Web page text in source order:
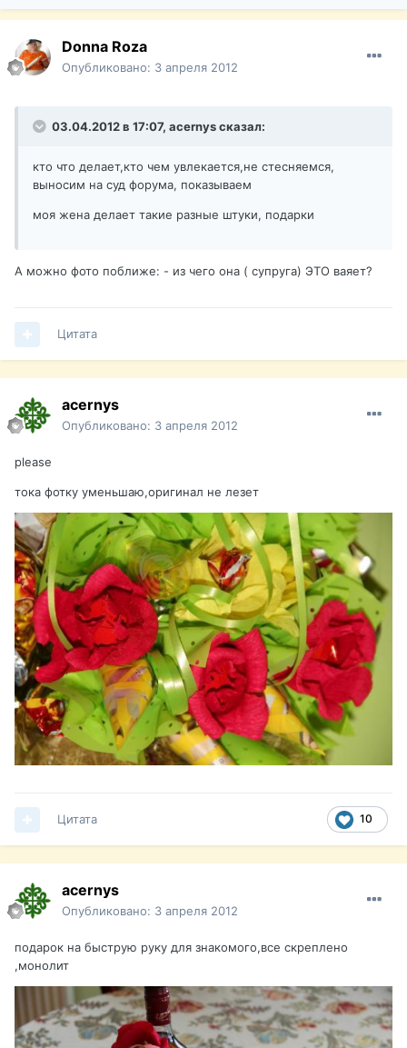
Donna Roza
Опубликовано: 3 апреля 2012
03.04.2012 в 17:07, acernys сказал:
кто что делает,кто чем увлекается,не стесняемся,
выносим на суд форума, показываем
моя жена делает такие разные штуки, подарки
А можно фото поближе: - из чего она ( супруга) ЭТО ваяет?
Цитата
acernys
Опубликовано: 3 апреля 2012
please
тока фотку уменьшаю,оригинал не лезет
10
Цитата
acernys
Опубликовано: 3 апреля 2012
подарок на быструю руку для знакомого,все скреплено
,монолит